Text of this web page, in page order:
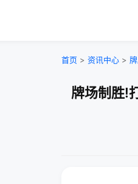
首页 > 资讯中心 >
牌场制胜!